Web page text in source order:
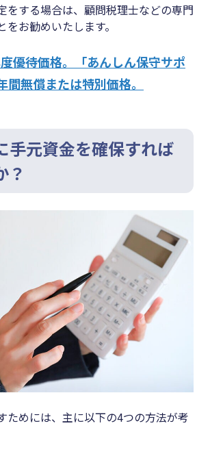
をする場合は、顧問税理士などの専門
お勧めいたします。
優待価格。「あんしん保守サポ
間無償または特別価格。
手元資金を確保すれば
？
ためには、主に以下の4つの方法が考